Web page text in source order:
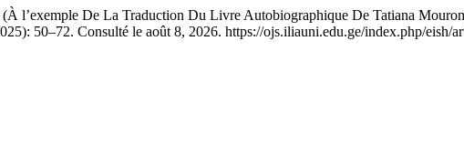
l’exemple De La Traduction Du Livre Autobiographique De Tatiana
50–72. Consulté le août 8, 2026. https://ojs.iliauni.edu.ge/index.php/eish/